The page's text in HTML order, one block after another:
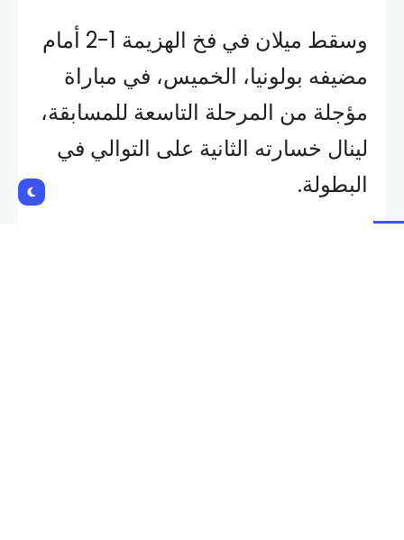
وسقط ميلان في فخ الهزيمة 1-2 أمام
مضيفه بولونيا، الخميس، في مباراة
مؤجلة من المرحلة التاسعة للمسابقة،
لينال خسارته الثانية على التوالي في
البطولة.